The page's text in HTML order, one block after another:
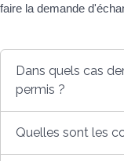
faire la demande
Dans quels cas
permis ?
Quelles sont les